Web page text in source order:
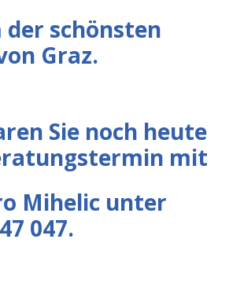
der schönsten
Graz.
Sie noch heute
mit
Mihelic unter
047.